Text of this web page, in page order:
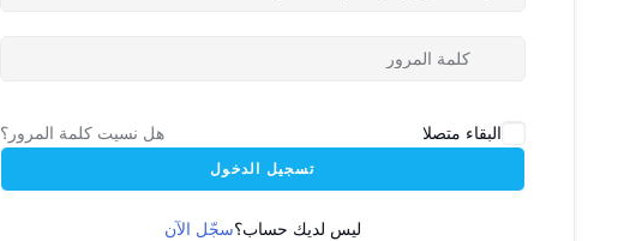
البقاء متصلا هل نسيت كلمة المرور؟
تسجيل الدخول
ليس لديك حساب؟سجّل الآن